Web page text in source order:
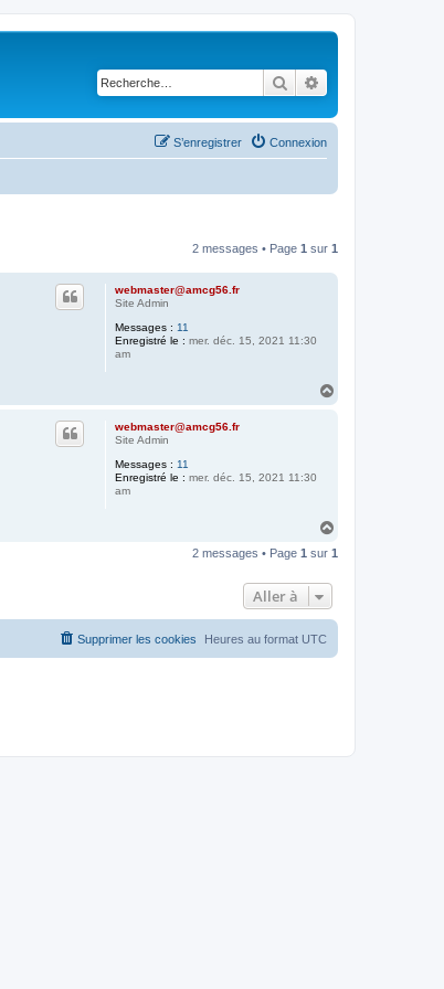
Rechercher
Connexion
S’enregistrer
2 messages • Page 1 sur 1
webmaster@amcg56.fr
Site Admin
Messages : 11
Enregistré le : mer. déc. 15, 2021 11:30
am
webmaster@amcg56.fr
Site Admin
Messages : 11
Enregistré le : mer. déc. 15, 2021 11:30
am
u
2 messages • Page 1 sur 1
Aller à
Heures au format UTC
Supprimer les cookies